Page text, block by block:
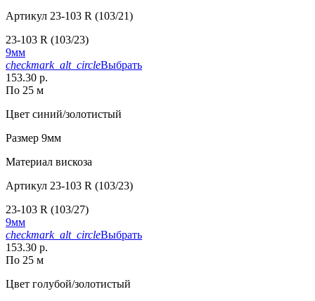
Артикул 23-103 R (103/21)
23-103 R (103/23)
9мм
checkmark_alt_circleВыбрать
153.30 р.
По 25 м
Цвет синий/золотистый
Размер 9мм
Материал вискоза
Артикул 23-103 R (103/23)
23-103 R (103/27)
9мм
checkmark_alt_circleВыбрать
153.30 р.
По 25 м
Цвет голубой/золотистый